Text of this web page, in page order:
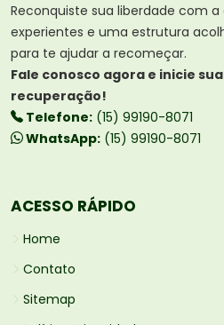
Reconquiste sua liberdade com a
experientes e uma estrutura
para te ajudar a recomeçar.
Fale conosco agora e inicie
recuperação!
Telefone: (15) 99190-8071
WhatsApp: (15) 99190-8071
ACESSO RÁPIDO
Home
Contato
Sitemap